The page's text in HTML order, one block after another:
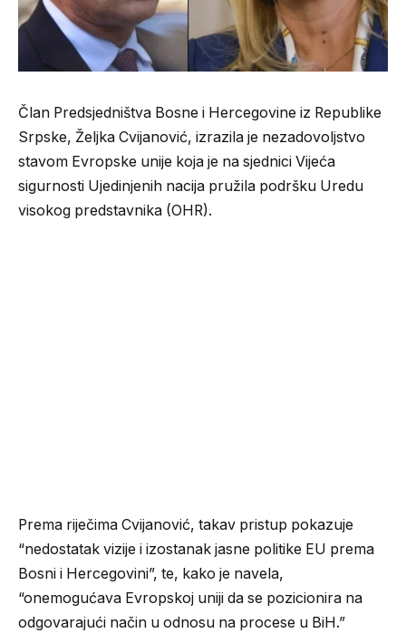
Član Predsjedništva Bosne i Hercegovine iz Republike
Srpske, Željka Cvijanović, izrazila je nezadovoljstvo
stavom Evropske unije koja je na sjednici Vijeća
sigurnosti Ujedinjenih nacija pružila podršku Uredu
visokog predstavnika (OHR).
Prema riječima Cvijanović, takav pristup pokazuje
“nedostatak vizije i izostanak jasne politike EU prema
Bosni i Hercegovini”, te, kako je navela,
“onemogućava Evropskoj uniji da se pozicionira na
odgovarajući način u odnosu na procese u BiH.”